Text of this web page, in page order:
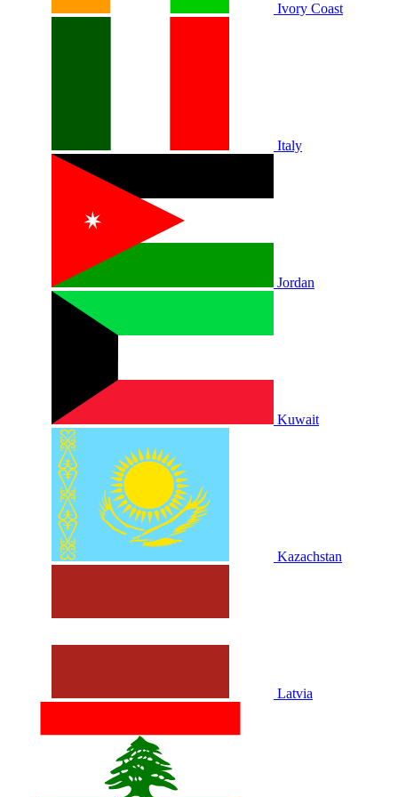
Ivory Coast
Italy
Jordan
Kuwait
Kazachstan
Latvia